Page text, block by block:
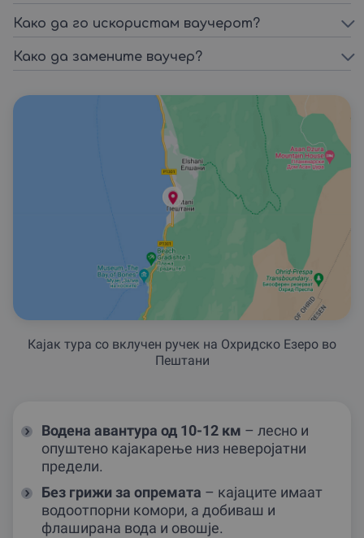
Како да го искористам ваучерот?
Како да замените ваучер?
Кајак тура со вклучен ручек на Охридско Езеро во
Пештани
Водена авантура од 10-12 км – лесно и
опуштено кајакарење низ неверојатни
предели.
Без грижи за опремата – кајаците имаат
водоотпорни комори, а добиваш и
флаширана вода и овошје.